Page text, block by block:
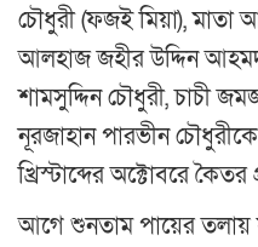
চৌধুরী (ফজই মিয়া), মাতা
আলহাজ জহীর উদ্দিন
শামসুদ্দিন চৌধুরী, চাচী
নূরজাহান পারভীন
খ্রিস্টাব্দের অক্টোবরে
আগে শুনতাম পায়ের তলায়